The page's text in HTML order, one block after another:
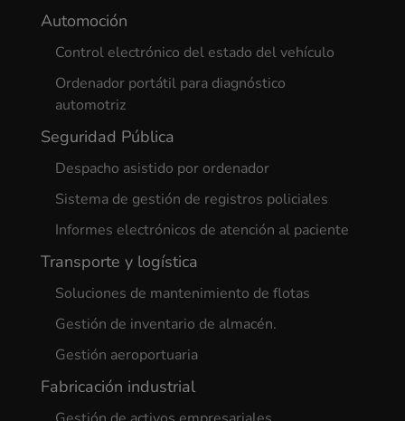
Automoción
Control electrónico del estado del vehículo
Ordenador portátil para diagnóstico
automotriz
Seguridad Pública
Despacho asistido por ordenador
Sistema de gestión de registros policiales
Informes electrónicos de atención al paciente
Transporte y logística
Soluciones de mantenimiento de flotas
Gestión de inventario de almacén.
Gestión aeroportuaria
Fabricación industrial